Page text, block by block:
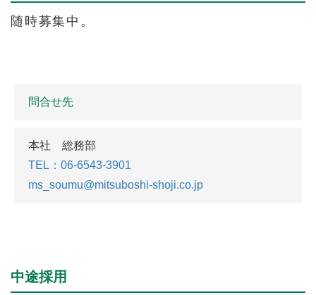
随時募集中。
問合せ先
本社 総務部
TEL：06-6543-3901
ms_soumu@mitsuboshi-shoji.co.jp
中途採用